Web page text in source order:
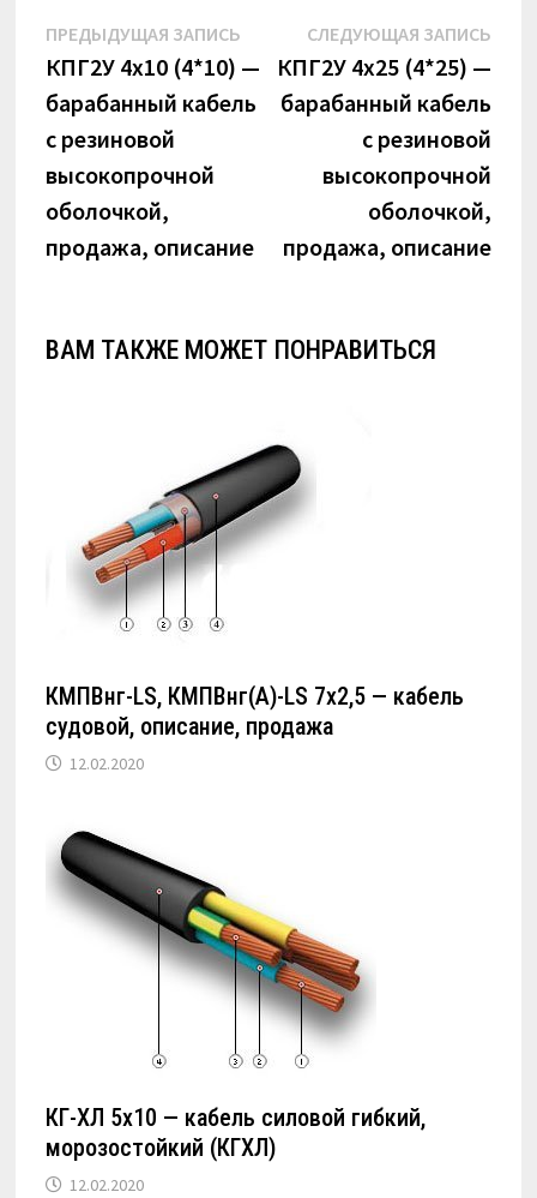
Навигация
по
записям
ПРЕДЫДУЩАЯ ЗАПИСЬ Предыдущая
запись:
КПГ2У 4х10 (4*10) —
барабанный кабель
с резиновой
высокопрочной
оболочкой,
продажа, описание
СЛЕДУЮЩАЯ ЗАПИСЬ
КПГ2У 4х25 (4*25) —
барабанный кабель
с резиновой
высокопрочной
оболочкой,
продажа, описание
ВАМ ТАКЖЕ МОЖЕТ ПОНРАВИТЬСЯ
КМПВнг-LS, КМПВнг(А)-LS 7х2,5 — кабель
судовой, описание, продажа
12.02.2020
КГ-ХЛ 5х10 — кабель силовой гибкий,
морозостойкий (КГХЛ)
12.02.2020